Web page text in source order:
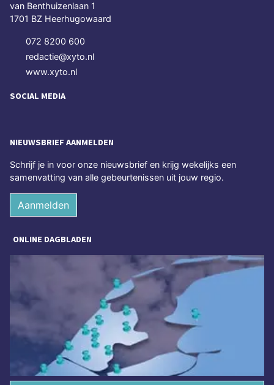
van Benthuizenlaan 1
1701 BZ Heerhugowaard
072 8200 600
redactie@xyto.nl
www.xyto.nl
SOCIAL MEDIA
NIEUWSBRIEF AANMELDEN
Schrijf je in voor onze nieuwsbrief en krijg wekelijks een
samenvatting van alle gebeurtenissen uit jouw regio.
Aanmelden
ONLINE DAGBLADEN